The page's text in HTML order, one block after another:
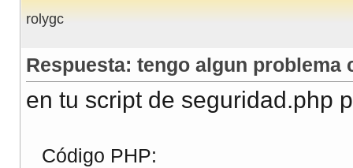
rolygc
Respuesta: tengo algun problema
en tu script de seguridad.php
Código PHP: